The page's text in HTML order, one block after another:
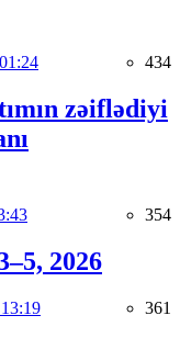
434
zəiflədiyi
354
2026
361